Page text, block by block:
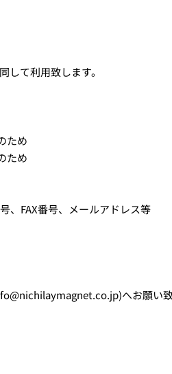
して利用致します。
ため
ため
、FAX番号、メールアドレス等
へお願い致